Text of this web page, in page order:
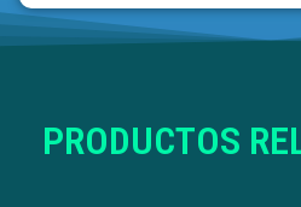
PRODUCTOS